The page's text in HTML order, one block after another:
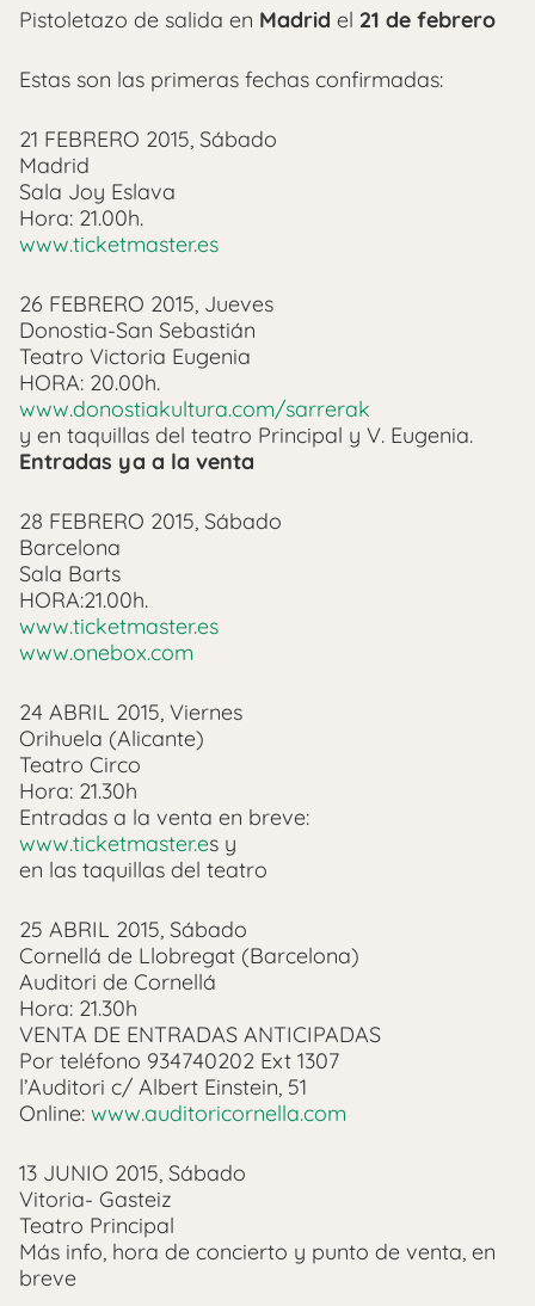
Pistoletazo de salida en Madrid el 21 de febrero
Estas son las primeras fechas confirmadas:
21 FEBRERO 2015, Sábado
Madrid
Sala Joy Eslava
Hora: 21.00h.
www.ticketmaster.es
26 FEBRERO 2015, Jueves
Donostia-San Sebastián
Teatro Victoria Eugenia
HORA: 20.00h.
www.donostiakultura.com/sarrerak
y en taquillas del teatro Principal y V. Eugenia.
Entradas ya a la venta
28 FEBRERO 2015, Sábado
Barcelona
Sala Barts
HORA:21.00h.
www.ticketmaster.es
www.onebox.com
24 ABRIL 2015, Viernes
Orihuela (Alicante)
Teatro Circo
Hora: 21.30h
Entradas a la venta en breve:
www.ticketmaster.es y
en las taquillas del teatro
25 ABRIL 2015, Sábado
Cornellá de Llobregat (Barcelona)
Auditori de Cornellá
Hora: 21.30h
VENTA DE ENTRADAS ANTICIPADAS
Por teléfono 934740202 Ext 1307
l’Auditori c/ Albert Einstein, 51
Online: www.auditoricornella.com
13 JUNIO 2015, Sábado
Vitoria- Gasteiz
Teatro Principal
Más info, hora de concierto y punto de venta, en
breve